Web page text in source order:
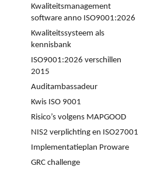
Kwaliteitsmanagement
software anno ISO9001:2026
Kwaliteitssysteem als
kennisbank
ISO9001:2026 verschillen
2015
Auditambassadeur
Kwis ISO 9001
Risico’s volgens MAPGOOD
NIS2 verplichting en ISO27001
Implementatieplan Proware
GRC challenge